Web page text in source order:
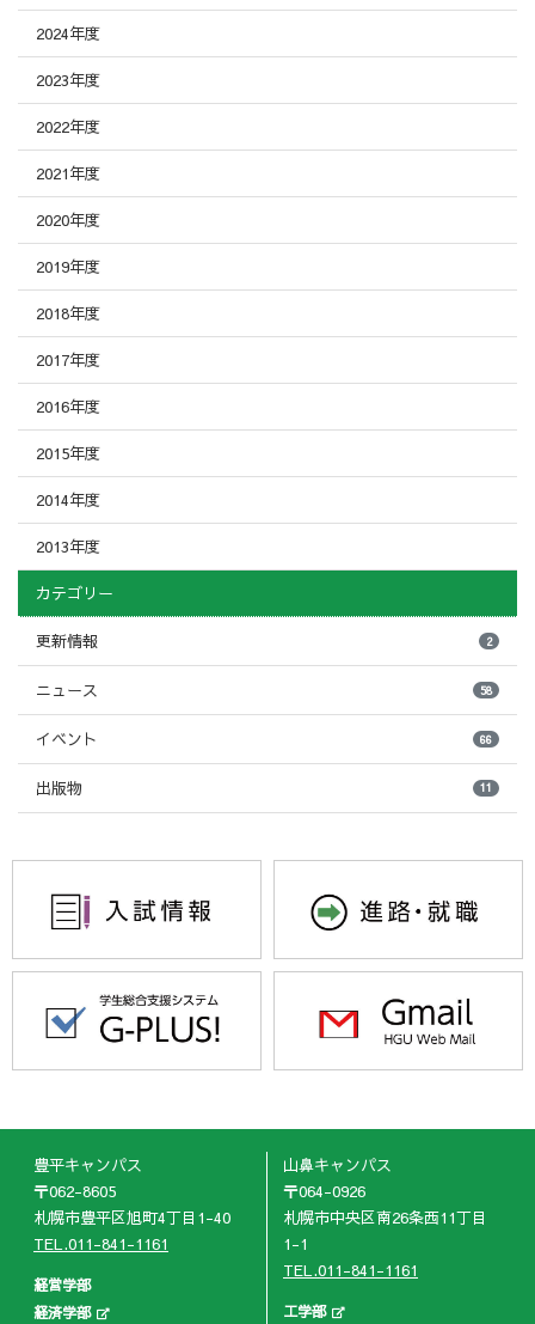
2024年度
2023年度
2022年度
2021年度
2020年度
2019年度
2018年度
2017年度
2016年度
2015年度
2014年度
2013年度
カテゴリー
更新情報 2
ニュース 58
イベント 66
出版物 11
豊平キャンパス
〒062-8605
札幌市豊平区旭町4丁目1-40
TEL.011-841-1161
経営学部
経済学部
山鼻キャンパス
〒064-0926
札幌市中央区南26条西11丁目
1-1
TEL.011-841-1161
工学部